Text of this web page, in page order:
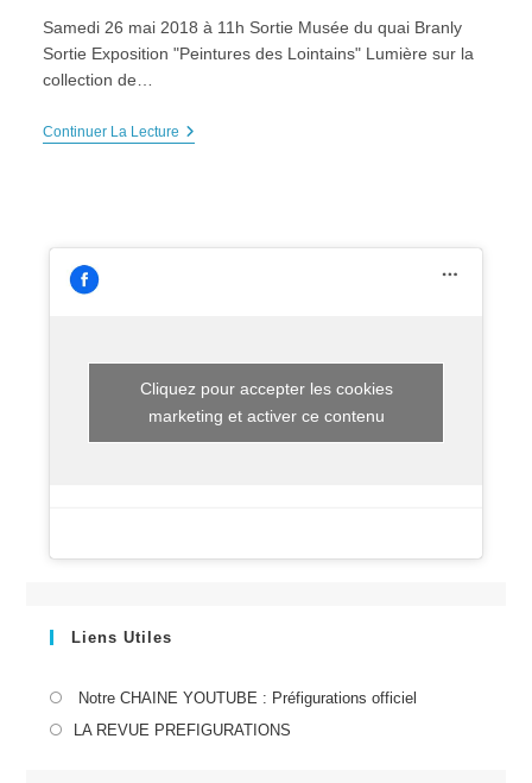
Samedi 26 mai 2018 à 11h Sortie Musée du quai Branly
Sortie Exposition "Peintures des Lointains" Lumière sur la
collection de…
Continuer La LectureSORTIE-
Quai
Cliquez pour accepter les cookies
marketing et activer ce contenu
Liens Utiles
Notre CHAINE YOUTUBE : Préfigurations officiel
LA REVUE PREFIGURATIONS